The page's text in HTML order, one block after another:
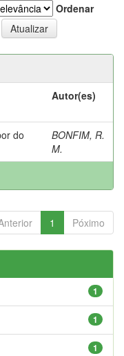
Ordenar
Autor(es)
do
BONFIM, R.
M.
1 Póximo
1
1
1